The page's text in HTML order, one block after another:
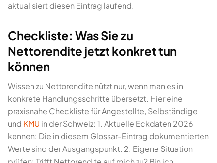
aktualisiert diesen Eintrag laufend.
Checkliste: Was Sie zu
Nettorendite jetzt konkret tun
können
Wissen zu Nettorendite nützt nur, wenn man es in
konkrete Handlungsschritte übersetzt. Hier eine
praxisnahe Checkliste für Angestellte, Selbständige
und KMU in der Schweiz: 1. Aktuelle Eckdaten 2026
kennen: Die in diesem Glossar-Eintrag dokumentierten
Werte sind der Ausgangspunkt. 2. Eigene Situation